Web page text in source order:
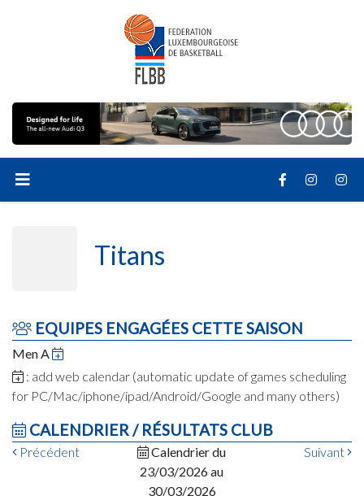
Titans
EQUIPES ENGAGÉES CETTE SAISON
Men A
: add web calendar (automatic update of games scheduling
for PC/Mac/iphone/ipad/Android/Google and many others)
CALENDRIER / RÉSULTATS CLUB
Précédent
Calendrier du
23/03/2026 au
30/03/2026
Suivant